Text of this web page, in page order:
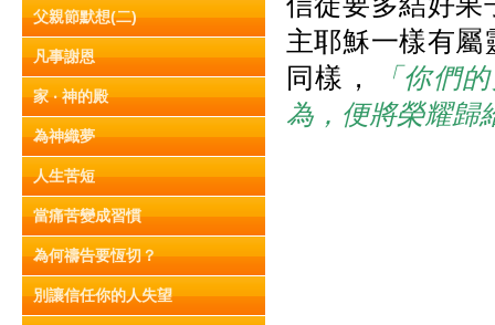
父親節默想(二)
凡事謝恩
家 ‧ 神的殿
為神織夢
人生苦短
當痛苦變成習慣
為何禱告要恆切？
別讓信任你的人失望
主耶穌一樣有屬
同樣，
「你們
為，便將榮耀歸